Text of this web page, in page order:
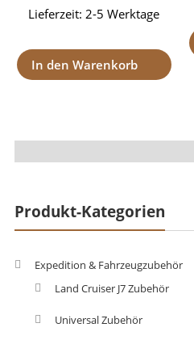
Lieferzeit:2-5 Werktage
In den Warenkorb
Produkt-Kategorien
Expedition & Fahrzeugzubehör
Land Cruiser J7 Zubehör
Universal Zubehör